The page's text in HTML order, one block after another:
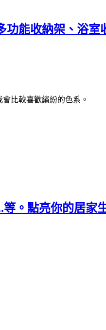
功能收納架、浴
比較喜歡繽紛的色系。
等。點亮你的居家